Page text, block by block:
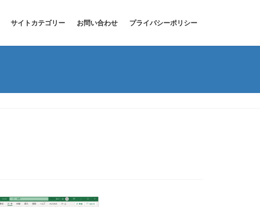
サイトカテゴリー お問い合わせ プライバシーポリシー